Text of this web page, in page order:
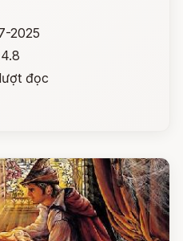
2025
4.8
đọc